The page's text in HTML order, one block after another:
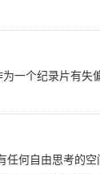
一个纪录片有失
何自由思考的空